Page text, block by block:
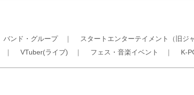
バンド・グループ｜ スタートエンターテイメント（旧ジ
｜ VTuber(ライブ) ｜ フェス・音楽イベント ｜ K-